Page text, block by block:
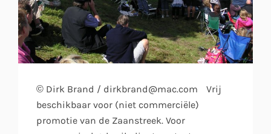
© Dirk Brand / dirkbrand@mac.com Vrij
beschikbaar voor (niet commerciële)
promotie van de Zaanstreek. Voor